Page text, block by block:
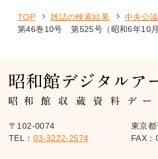
TOP 雑誌の検索結果
中央公
第46巻10号 第525号（昭和6年10月
〒102-0074
東京
TEL： 03-3222-2574 FAX